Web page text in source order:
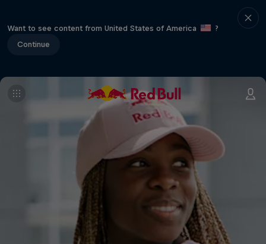
Want to see content from United States of America
?
Continue